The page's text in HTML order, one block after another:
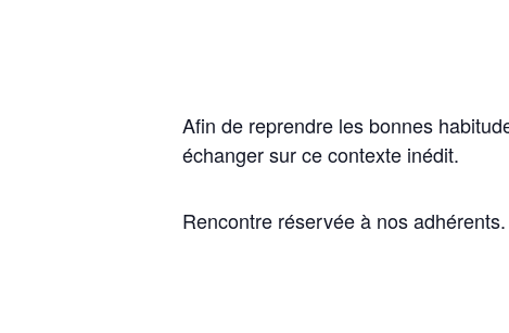
Afin de reprendre les bonnes
échanger sur ce contexte inédit.
Rencontre réservée à nos adhérents.